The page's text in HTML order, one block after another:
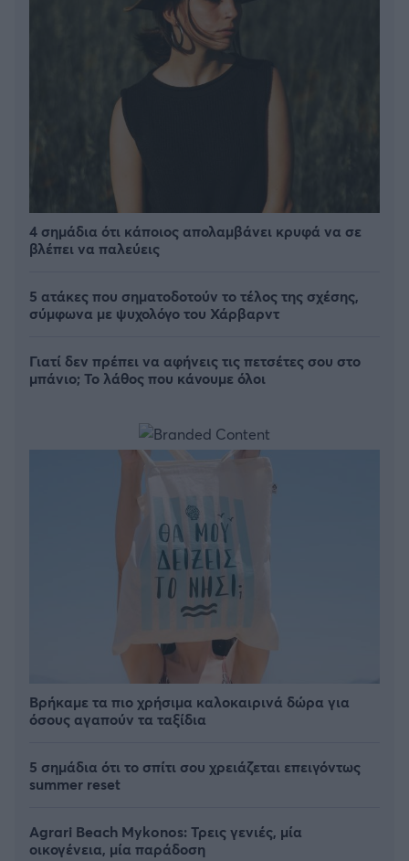
4 σημάδια ότι κάποιος απολαμβάνει κρυφά να σε
βλέπει να παλεύεις
5 ατάκες που σηματοδοτούν το τέλος της σχέσης,
σύμφωνα με ψυχολόγο του Χάρβαρντ
Γιατί δεν πρέπει να αφήνεις τις πετσέτες σου στο
μπάνιο; Το λάθος που κάνουμε όλοι
Βρήκαμε τα πιο χρήσιμα καλοκαιρινά δώρα για
όσους αγαπούν τα ταξίδια
5 σημάδια ότι το σπίτι σου χρειάζεται επειγόντως
summer reset
Agrari Beach Mykonos: Τρεις γενιές, μία
οικογένεια, μία παράδοση